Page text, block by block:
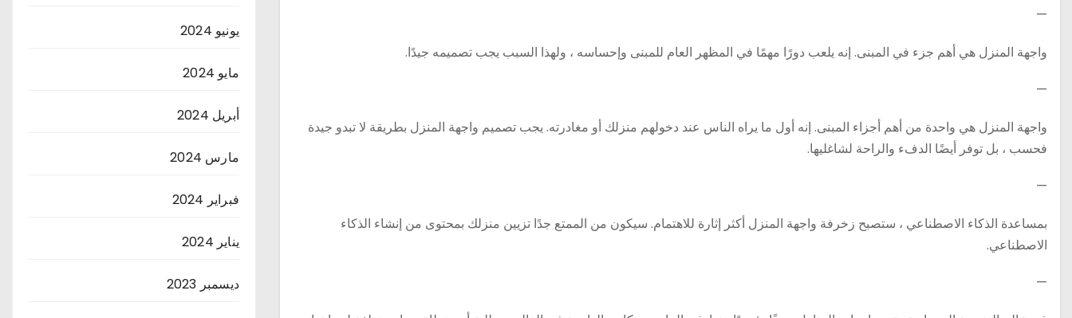
—
واجهة المنزل هي أهم جزء في المبنى. إنه يلعب دورًا مهمًا في المظهر العام للمبنى وإحساسه ، ولهذا السبب يجب تصميمه جيدًا.
—
واجهة المنزل هي واحدة من أهم أجزاء المبنى. إنه أول ما يراه الناس عند دخولهم منزلك أو مغادرته. يجب تصميم واجهة المنزل بطريقة لا تبدو جيدة
فحسب ، بل توفر أيضًا الدفء والراحة لشاغليها.
—
بمساعدة الذكاء الاصطناعي ، ستصبح زخرفة واجهة المنزل أكثر إثارة للاهتمام. سيكون من الممتع جدًا تزيين منزلك بمحتوى من إنشاء الذكاء
الاصطناعي.
—
يونيو 2024
مايو 2024
أبريل 2024
مارس 2024
فبراير 2024
يناير 2024
ديسمبر 2023